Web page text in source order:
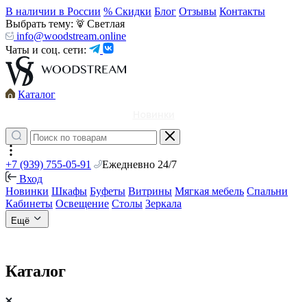
В наличии в России % Скидки Блог Отзывы Контакты
Выбрать тему:
Светлая
info@woodstream.online
Чаты и соц. сети:
Каталог
+7 (939) 755-05-91
Ежедневно 24/7
Вход
Новинки Шкафы Буфеты Витрины Мягкая мебель Спальни
Кабинеты Освещение Столы Зеркала
Ещё
Каталог